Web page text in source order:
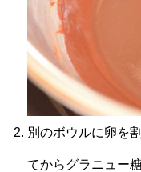
別のボウルに卵を
てからグラニュー